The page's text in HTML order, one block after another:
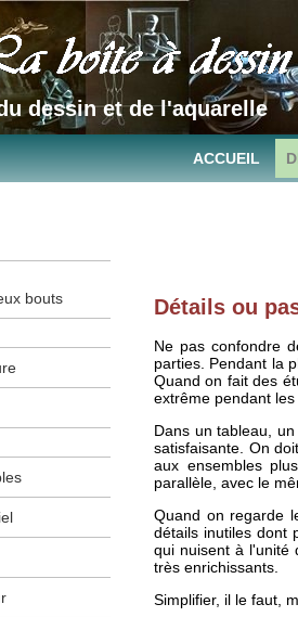
dessin et de l'aquarelle
ACCUEIL
bouts
Détails ou
Ne pas confondre
parties. Pendant la
Quand on fait des
extrême pendant
Dans un tableau,
satisfaisante. On
aux ensembles
parallèle, avec le
Quand on regarde
détails inutiles dont
qui nuisent à l'unité
très enrichissants.
Simplifier, il le faut,